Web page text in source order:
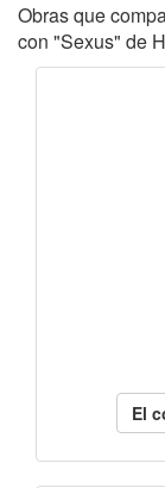
Obras que
con "Sexus" de
El